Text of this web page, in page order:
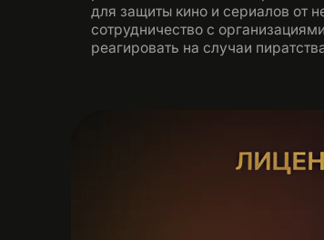
для защиты кино и сериалов от
сотрудничество с
реагировать на случаи